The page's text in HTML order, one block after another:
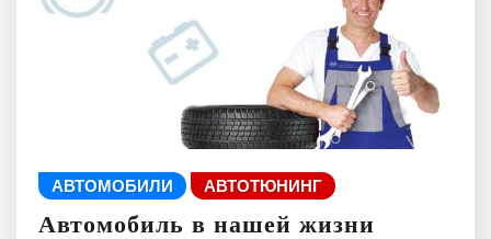
АВТОМОБИЛИ АВТОТЮНИНГ
Автомобиль в нашей жизни